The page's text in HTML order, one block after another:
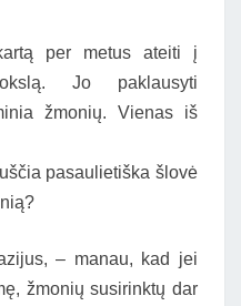
per metus ateiti į
Jo paklausyti
žmonių. Vienas iš
pasaulietiška šlovė
– manau, kad jei
žmonių susirinktų dar